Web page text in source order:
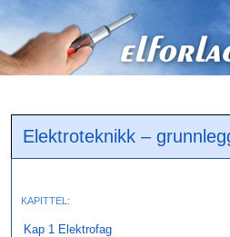
Elektroteknikk –
KAPITTEL:
Kap 1 Elektrofag